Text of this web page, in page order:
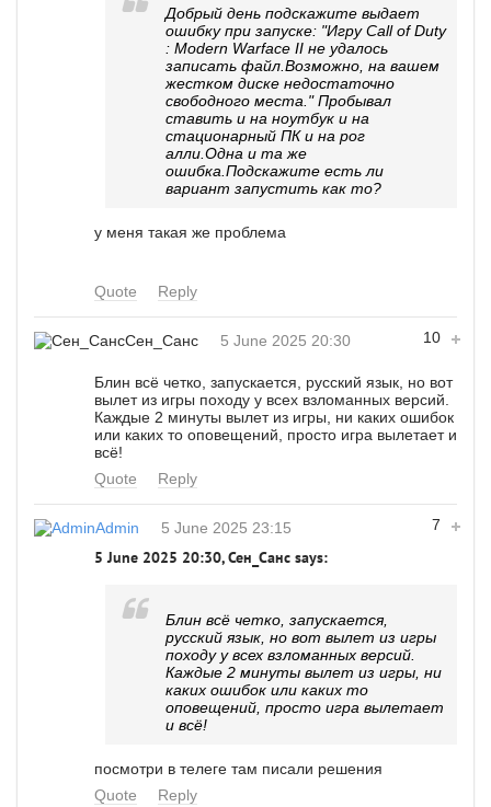
Добрый день подскажите выдает
ошибку при запуске: "Игру Call of Duty
: Modern Warface II не удалось
записать файл.Возможно, на вашем
жестком диске недостаточно
свободного места." Пробывал
ставить и на ноутбук и на
стационарный ПК и на рог
алли.Одна и та же
ошибка.Подскажите есть ли
вариант запустить как то?
у меня такая же проблема
Quote Reply
10
Сен_Санс 5 June 2025 20:30
Блин всё четко, запускается, русский язык, но вот
вылет из игры походу у всех взломанных версий.
Каждые 2 минуты вылет из игры, ни каких ошибок
или каких то оповещений, просто игра вылетает и
всё!
Quote
Reply
7
Admin 5 June 2025 23:15
5 June 2025 20:30, Сен_Санс says:
Блин всё четко, запускается,
русский язык, но вот вылет из игры
походу у всех взломанных версий.
Каждые 2 минуты вылет из игры, ни
каких ошибок или каких то
оповещений, просто игра вылетает
и всё!
посмотри в телеге там писали решения
Quote
Reply